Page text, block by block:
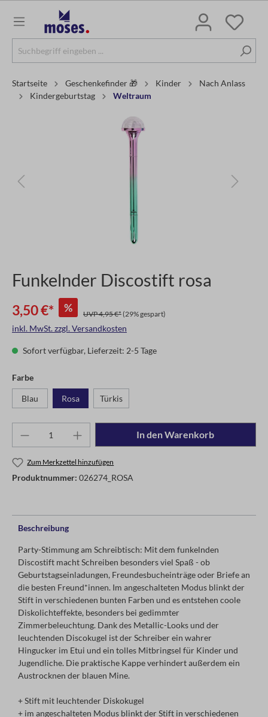
Startseite Geschenkefinder 🎁 Kinder
Nach Anlass
Kindergeburtstag
Weltraum
Funkelnder Discostift rosa
3,50 €* % UVP 4,95 €*(29% gespart)
inkl. MwSt. zzgl. Versandkosten
Sofort verfügbar, Lieferzeit: 2-5 Tage
Farbe
Blau Rosa Türkis
In den Warenkorb
Zum Merkzettel hinzufügen
Produktnummer: 026274_ROSA
Beschreibung
Party-Stimmung am Schreibtisch: Mit dem funkelnden
Discostift macht Schreiben besonders viel Spaß - ob
Geburtstagseinladungen, Freundesbucheinträge oder Briefe an
die besten Freund*innen. Im angeschalteten Modus blinkt der
Stift in verschiedenen bunten Farben und es entstehen coole
Diskolichteffekte, besonders bei gedimmter
Zimmerbeleuchtung. Dank des Metallic-Looks und der
leuchtenden Discokugel ist der Schreiber ein wahrer
Hingucker im Etui und ein tolles Mitbringsel für Kinder und
Jugendliche. Die praktische Kappe verhindert außerdem ein
Austrocknen der blauen Mine.
+ Stift mit leuchtender Diskokugel
+ im angeschalteten Modus blinkt der Stift in verschiedenen